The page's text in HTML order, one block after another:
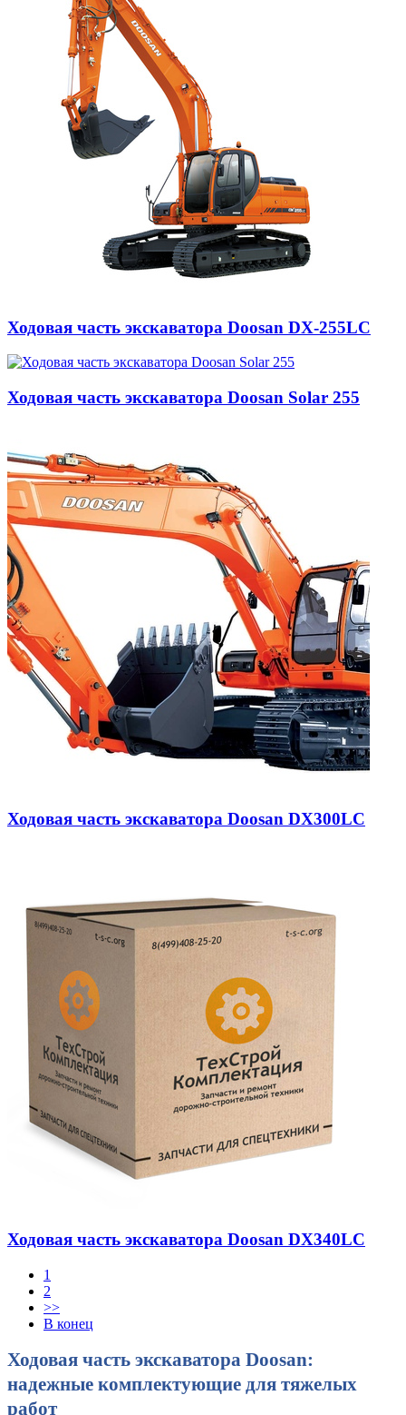
Ходовая часть экскаватора Doosan DX-255LC
Ходовая часть экскаватора Doosan Solar 255
Ходовая часть экскаватора Doosan DX300LC
Ходовая часть экскаватора Doosan DX340LC
1
2
>>
В конец
Ходовая часть экскаватора Doosan:
надежные комплектующие для тяжелых
работ